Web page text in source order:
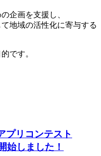
企画を支援し、
地域の活性化に寄与する
です。
プリコンテスト
始しました！